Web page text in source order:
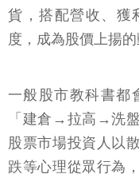
貨，搭配營收、獲
度，成為股價上揚的
一般股市教科書都
「建倉→拉高→洗
股票市場投資人以
跌等心理從眾行為